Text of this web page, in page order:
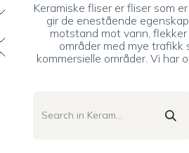
Keramiske fliser er fliser som
gir de enestående
motstand mot vann,
områder med mye trafikk
kommersielle områder. Vi har